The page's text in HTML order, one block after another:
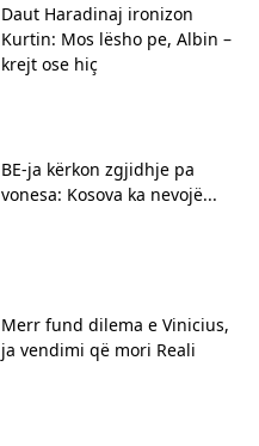
Daut Haradinaj ironizon
Kurtin: Mos lësho pe, Albin –
krejt ose hiç
BE-ja kërkon zgjidhje pa
vonesa: Kosova ka nevojë...
Merr fund dilema e Vinicius,
ja vendimi që mori Reali